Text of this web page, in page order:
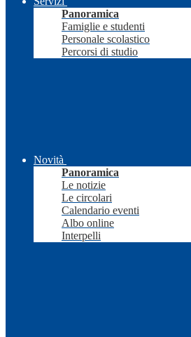
Panoramica
Famiglie e studenti
Personale scolastico
Percorsi di studio
Novità
Panoramica
Le notizie
Le circolari
Calendario eventi
Albo online
Interpelli